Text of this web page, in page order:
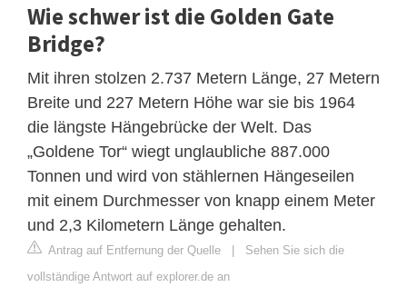
Wie schwer ist die Golden Gate
Bridge?
Mit ihren stolzen 2.737 Metern Länge, 27 Metern
Breite und 227 Metern Höhe war sie bis 1964
die längste Hängebrücke der Welt. Das
„Goldene Tor“ wiegt unglaubliche 887.000
Tonnen und wird von stählernen Hängeseilen
mit einem Durchmesser von knapp einem Meter
und 2,3 Kilometern Länge gehalten.
Antrag auf Entfernung der Quelle | Sehen Sie sich die
vollständige Antwort auf explorer.de an